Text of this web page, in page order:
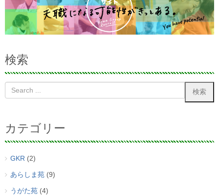
検索
カテゴリー
GKR (2)
あらしま苑 (9)
うがた苑 (4)